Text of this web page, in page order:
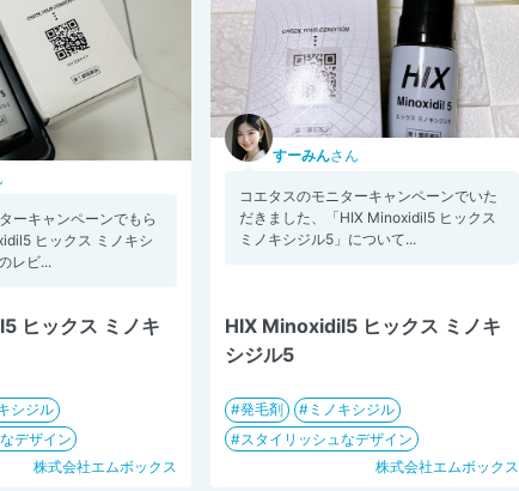
ーキャンペーンでもら
ヒックス ミノキシ
レビ...
ヒックス ミノキ
シジル
デザイン
株式会社エムボックス
すーみんさん
コエタスのモニターキャンペーンでいた
だきました、「HIX Minoxidil5 ヒックス
ミノキシジル5」について...
HIX Minoxidil5 ヒックス ミノキ
シジル5
発毛剤
ミノキシジル
スタイリッシュなデザイン
株式会社エムボックス